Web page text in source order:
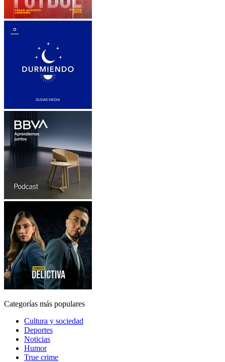
Categorías más populares
Cultura y sociedad
Deportes
Noticias
Humor
True crime